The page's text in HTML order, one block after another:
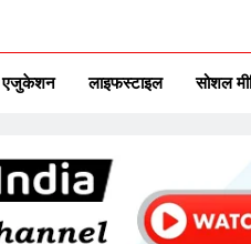
एजुकेशन लाइफस्टाइल सोशल